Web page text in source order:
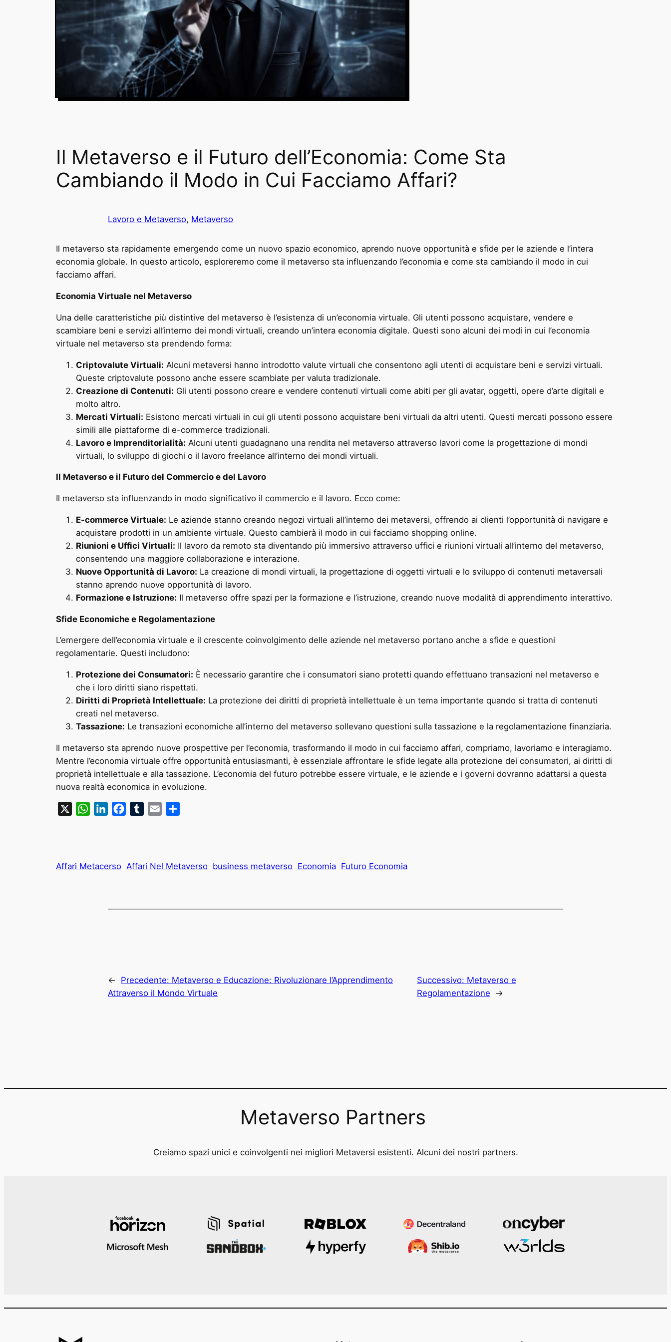
Il Metaverso e il Futuro dell’Economia: Come Sta
Cambiando il Modo in Cui Facciamo Affari?
Lavoro e Metaverso, Metaverso
Il metaverso sta rapidamente emergendo come un nuovo spazio economico, aprendo nuove opportunità e sfide per le aziende e l’intera
economia globale. In questo articolo, esploreremo come il metaverso sta influenzando l’economia e come sta cambiando il modo in cui
facciamo affari.
Economia Virtuale nel Metaverso
Una delle caratteristiche più distintive del metaverso è l’esistenza di un’economia virtuale. Gli utenti possono acquistare, vendere e
scambiare beni e servizi all’interno dei mondi virtuali, creando un’intera economia digitale. Questi sono alcuni dei modi in cui l’economia
virtuale nel metaverso sta prendendo forma:
Criptovalute Virtuali: Alcuni metaversi hanno introdotto valute virtuali che consentono agli utenti di acquistare beni e servizi virtuali.
Queste criptovalute possono anche essere scambiate per valuta tradizionale.
Creazione di Contenuti: Gli utenti possono creare e vendere contenuti virtuali come abiti per gli avatar, oggetti, opere d’arte digitali e
molto altro.
Mercati Virtuali: Esistono mercati virtuali in cui gli utenti possono acquistare beni virtuali da altri utenti. Questi mercati possono essere
simili alle piattaforme di e-commerce tradizionali.
Lavoro e Imprenditorialità: Alcuni utenti guadagnano una rendita nel metaverso attraverso lavori come la progettazione di mondi
virtuali, lo sviluppo di giochi o il lavoro freelance all’interno dei mondi virtuali.
Il Metaverso e il Futuro del Commercio e del Lavoro
Il metaverso sta influenzando in modo significativo il commercio e il lavoro. Ecco come:
E-commerce Virtuale: Le aziende stanno creando negozi virtuali all’interno dei metaversi, offrendo ai clienti l’opportunità di navigare e
acquistare prodotti in un ambiente virtuale. Questo cambierà il modo in cui facciamo shopping online.
Riunioni e Uffici Virtuali: Il lavoro da remoto sta diventando più immersivo attraverso uffici e riunioni virtuali all’interno del metaverso,
consentendo una maggiore collaborazione e interazione.
Nuove Opportunità di Lavoro: La creazione di mondi virtuali, la progettazione di oggetti virtuali e lo sviluppo di contenuti metaversali
stanno aprendo nuove opportunità di lavoro.
Formazione e Istruzione: Il metaverso offre spazi per la formazione e l’istruzione, creando nuove modalità di apprendimento interattivo.
Sfide Economiche e Regolamentazione
L’emergere dell’economia virtuale e il crescente coinvolgimento delle aziende nel metaverso portano anche a sfide e questioni
regolamentarie. Questi includono:
Protezione dei Consumatori: È necessario garantire che i consumatori siano protetti quando effettuano transazioni nel metaverso e
che i loro diritti siano rispettati.
Diritti di Proprietà Intellettuale: La protezione dei diritti di proprietà intellettuale è un tema importante quando si tratta di contenuti
creati nel metaverso.
Tassazione: Le transazioni economiche all’interno del metaverso sollevano questioni sulla tassazione e la regolamentazione finanziaria.
Il metaverso sta aprendo nuove prospettive per l’economia, trasformando il modo in cui facciamo affari, compriamo, lavoriamo e interagiamo.
Mentre l’economia virtuale offre opportunità entusiasmanti, è essenziale affrontare le sfide legate alla protezione dei consumatori, ai diritti di
proprietà intellettuale e alla tassazione. L’economia del futuro potrebbe essere virtuale, e le aziende e i governi dovranno adattarsi a questa
nuova realtà economica in evoluzione.
WhatsAppLinkedInFacebookTumblrEmail
Affari Metacerso Affari Nel Metaverso business metaverso Economia Futuro Economia
← Precedente: Metaverso e Educazione: Rivoluzionare l’Apprendimento
Attraverso il Mondo Virtuale
Successivo: Metaverso e
Regolamentazione
→
Metaverso Partners
Creiamo spazi unici e coinvolgenti nei migliori Metaversi esistenti. Alcuni dei nostri partners.